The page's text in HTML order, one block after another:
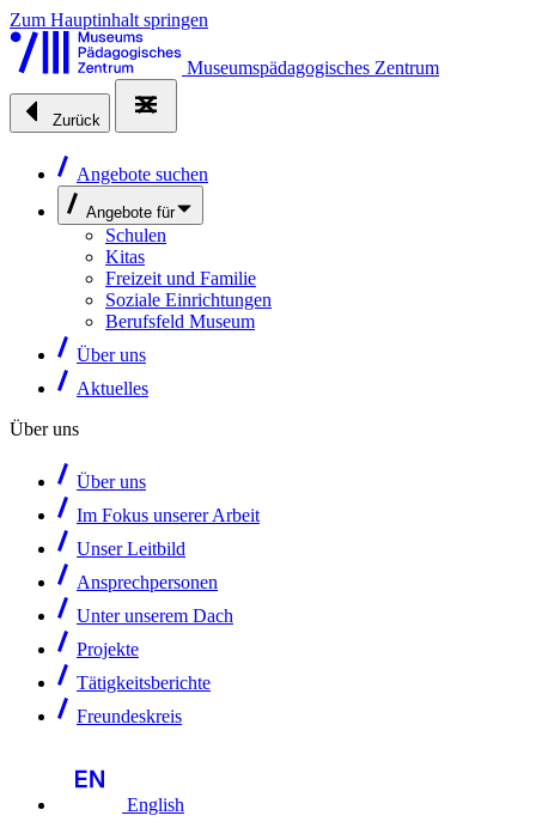
Zum Hauptinhalt springen
Museumspädagogisches Zentrum
Zurück
Angebote suchen
Angebote für
Schulen
Kitas
Freizeit und Familie
Soziale Einrichtungen
Berufsfeld Museum
Über uns
Aktuelles
Über uns
Über uns
Im Fokus unserer Arbeit
Unser Leitbild
Ansprechpersonen
Unter unserem Dach
Projekte
Tätigkeitsberichte
Freundeskreis
English